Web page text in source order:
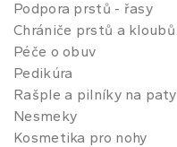
Podpora prstů - řasy
Chrániče prstů a kloubů
Péče o obuv
Pedikúra
Rašple a pilníky na paty
Nesmeky
Kosmetika pro nohy